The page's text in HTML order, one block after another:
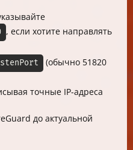
, если хотите направлять
(обычно 51820
точные IP-адреса
до актуальной